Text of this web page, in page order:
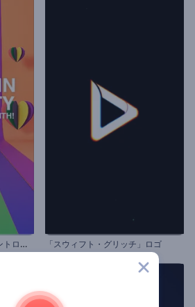
レ
インボー・プライドのイントロ動画 「スウィフト・グリッチ」ロゴ